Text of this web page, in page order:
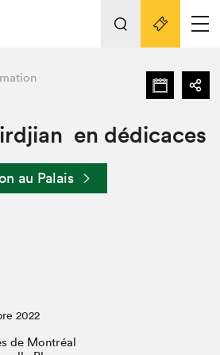
2022
Braindate
Nos activités
2022
en dédicaces
au Palais
2022
de Montréal